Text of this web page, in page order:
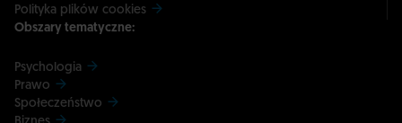
Polityka plików cookies
Obszary tematyczne:
Psychologia
Prawo
Społeczeństwo